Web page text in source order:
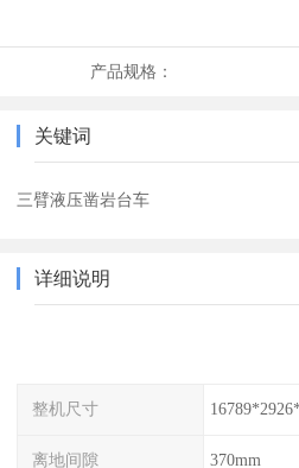
产品规格：
关键词
三臂液压凿岩台车
详细说明
整机尺寸
离地间隙 370mm